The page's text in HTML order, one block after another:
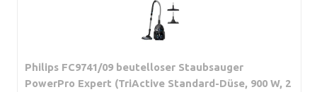
Philips FC9741/09 beutelloser Staubsauger
PowerPro Expert (TriActive Standard-Düse, 900 W, 2